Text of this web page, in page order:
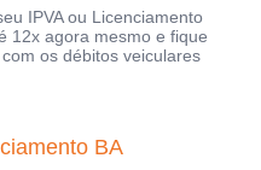
IPVA ou Licenciamento
12x agora mesmo e fique
os débitos veiculares
BA